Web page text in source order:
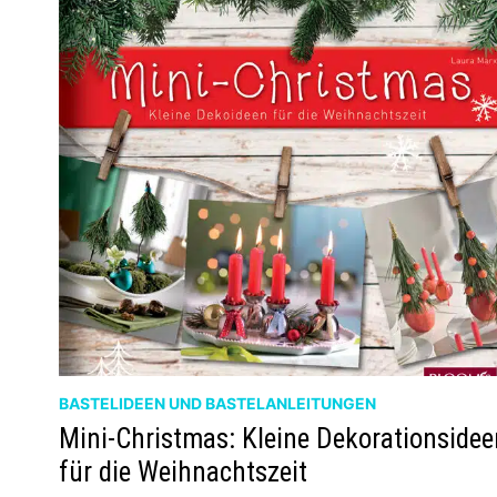
BASTELIDEEN UND BASTELANLEITUNGEN
Mini-Christmas: Kleine
für die Weihnachtszeit